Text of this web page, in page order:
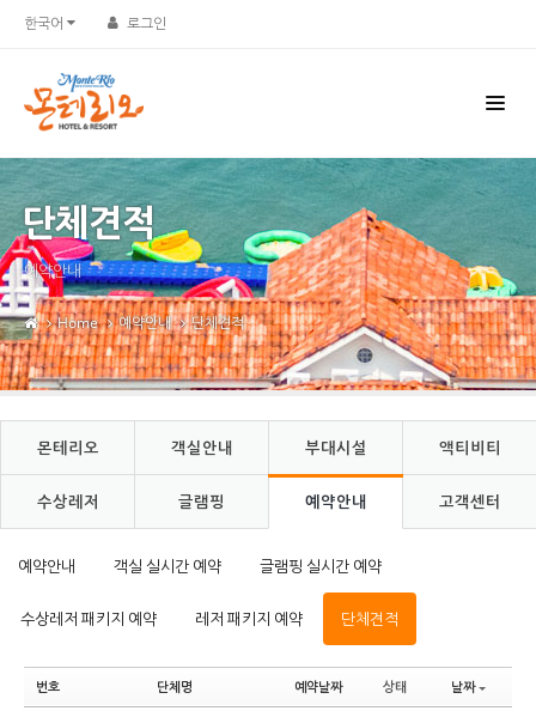
한국어 로그인
단체견적
예약안내
Home 예약안내 단체견적
몬테리오 객실안내 부대시설 액티비티
수상레저 글램핑 예약안내 고객센터
예약안내 객실 실시간 예약 글램핑 실시간 예약
수상레저 패키지 예약 레저 패키지 예약 단체견적
번호 단체명 예약날짜 상태 날짜
Sketchbook5, 스케치북5